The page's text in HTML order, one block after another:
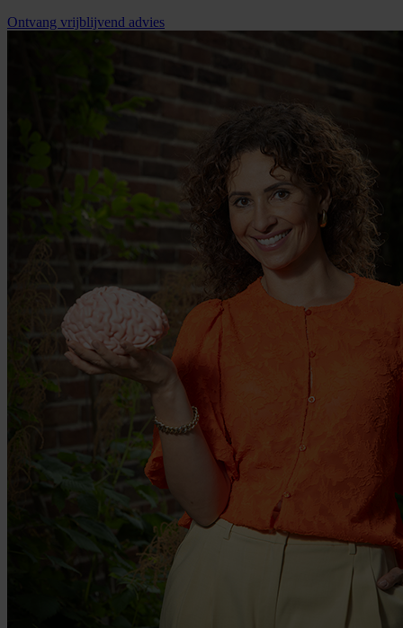
Ontvang vrijblijvend advies